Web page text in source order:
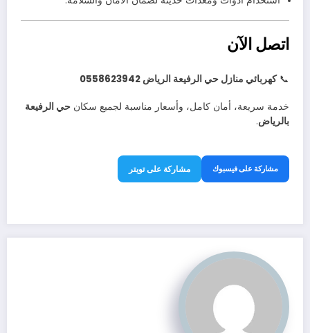
اتصل الآن
📞كهربائي منازل حي الرفيعة الرياض 0558623942
خدمة سريعة، أمان كامل، وأسعار مناسبة لجميع سكان حي الرفيعة
بالرياض.
مشاركة على فيسبوك مشاركة على تويتر